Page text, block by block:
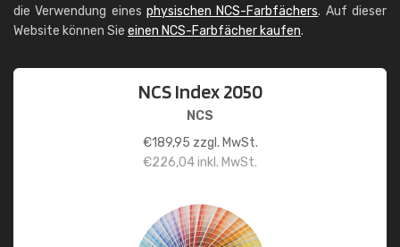
die Verwendung eines physischen NCS-Farbfächers. Auf dieser
Website können Sie einen NCS-Farbfächer kaufen.
NCS Index 2050
NCS
€189,95 zzgl. MwSt.
€226,04inkl. MwSt.